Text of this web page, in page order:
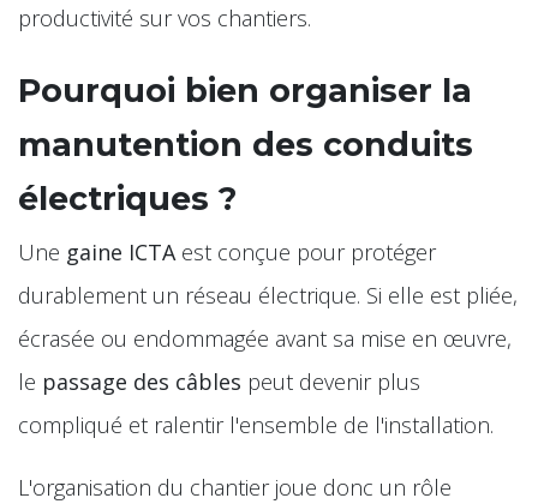
productivité sur vos chantiers.
Pourquoi bien organiser la
manutention des conduits
électriques ?
Une gaine ICTAest conçue pour protéger
durablement un réseau électrique. Si elle est pliée,
écrasée ou endommagée avant sa mise en œuvre,
le passage des câbles peut devenir plus
compliqué et ralentir l'ensemble de l'installation.
L'organisation du chantier joue donc un rôle